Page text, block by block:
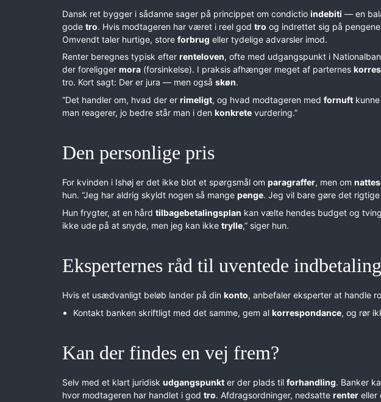
Dansk ret bygger i sådanne sager på princippet om condictio indebiti — en
gode tro. Hvis modtageren har været i reel god tro og indrettet sig på
Omvendt taler hurtige, store forbrug eller tydelige advarsler imod.
Renter beregnes typisk efter renteloven, ofte med udgangspunkt i
der foreligger mora (forsinkelse). I praksis afhænger meget af parternes
tro. Kort sagt: Der er jura — men også skøn.
“Det handler om, hvad der er rimeligt, og hvad modtageren med fornuft
man reagerer, jo bedre står man i den konkrete vurdering.”
Den personlige pris
For kvinden i Ishøj er det ikke blot et spørgsmål om paragraffer, men om
hun. “Jeg har aldrig skyldt nogen så mange penge. Jeg vil bare gøre det
Hun frygter, at en hård tilbagebetalingsplan kan vælte hendes budget og
ikke ude på at snyde, men jeg kan ikke trylle,” siger hun.
Eksperternes råd til uventede
Hvis et usædvanligt beløb lander på din konto, anbefaler eksperter at handle
Kontakt banken skriftligt med det samme, gem al korrespondance, og rør
Kan der findes en vej frem?
Selv med et klart juridisk udgangspunkt er der plads til forhandling. Banker
hvor modtageren har handlet i god tro. Afdragsordninger, nedsatte renter eller